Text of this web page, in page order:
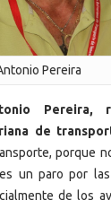
Pereira
Pereira,
de
porque
un paro por
de los